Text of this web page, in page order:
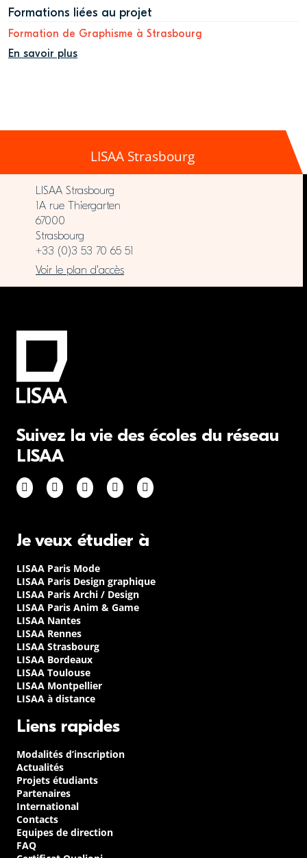
Formations liées au projet
Formation de Graphisme à Strasbourg
En savoir plus
LISAA Strasbourg
LISAA Strasbourg
1A rue Thiergarten
67000
Strasbourg
+33 (0)3 53 70 65 51
Voir le plan d’accès
Suivez la vie des écoles du réseau
LISAA
Je veux étudier à
LISAA Paris Mode
LISAA Paris Design graphique
LISAA Paris Archi / Design
LISAA Paris Anim & Game
LISAA Nantes
LISAA Rennes
LISAA Strasbourg
LISAA Bordeaux
LISAA Toulouse
LISAA Montpellier
LISAA à distance
Liens rapides
Modalités d’inscription
Actualités
Projets étudiants
Partenaires
International
Contacts
Equipes de direction
FAQ